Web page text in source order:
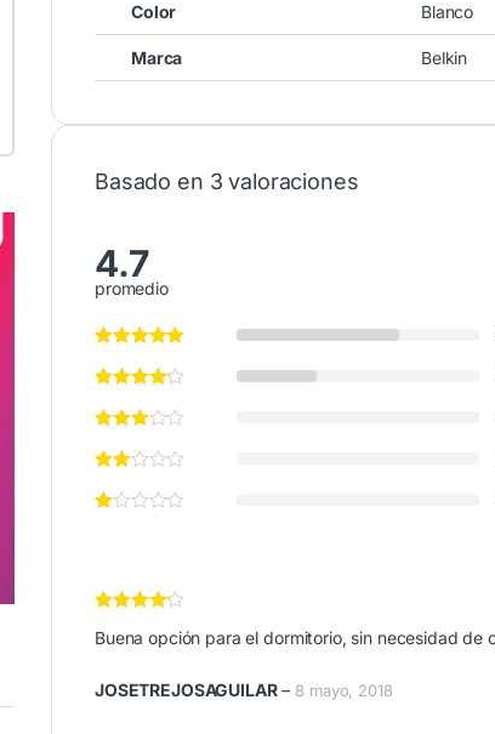
Color Blanco
Marca Belkin
Basado en 3 valoraciones
4.7
promedio
en4de 5
Buena opción para el dormitorio, sin necesidad de
JOSETREJOSAGUILAR– 8 mayo, 2018